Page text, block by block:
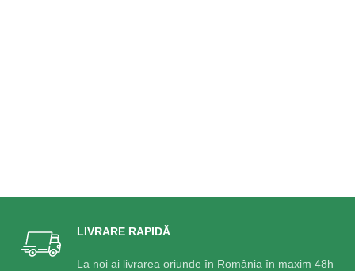
LIVRARE RAPIDĂ
La noi ai livrarea oriunde în România în maxim 48h